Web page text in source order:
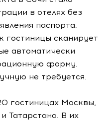
в отелях без
паспорта.
гостиницы сканирует
автоматически
форму.
не требуется.
гостиницах Москвы,
Татарстана. В их